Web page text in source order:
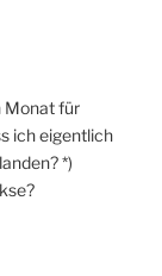
Monat für
ich eigentlich
*)